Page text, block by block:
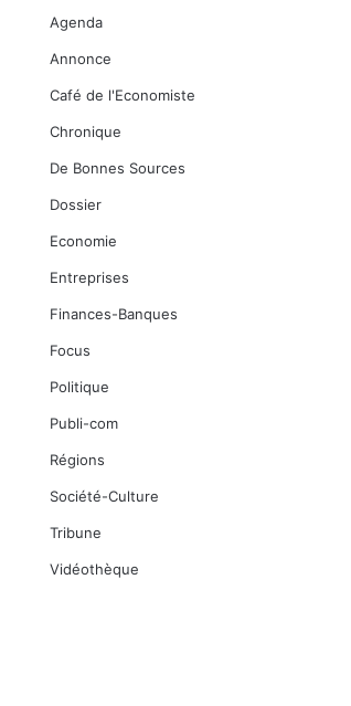
Agenda
Annonce
Café de l'Economiste
Chronique
De Bonnes Sources
Dossier
Economie
Entreprises
Finances-Banques
Focus
Politique
Publi-com
Régions
Société-Culture
Tribune
Vidéothèque